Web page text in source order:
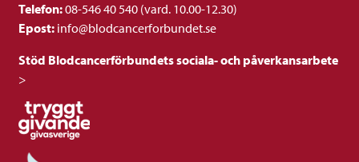
Telefon:08-546 40 540 (vard. 10.00-12.30)
Epost: info@blodcancerforbundet.se
Stöd Blodcancerförbundets sociala- och påverkansarbete
>